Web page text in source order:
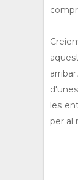
d'unes
les
per al